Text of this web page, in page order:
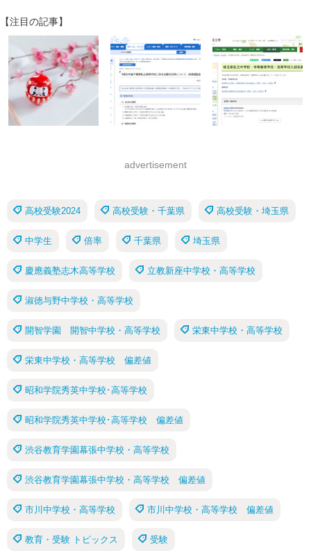
【注目の記事】
advertisement
高校受験2024 高校受験・千葉県 高校受験・埼玉県
中学生 倍率 千葉県 埼玉県
慶應義塾志木高等学校 立教新座中学校・高等学校
淑徳与野中学校・高等学校
開智学園 開智中学校・高等学校 栄東中学校・高等学校
栄東中学校・高等学校 偏差値
昭和学院秀英中学校･高等学校
昭和学院秀英中学校･高等学校 偏差値
渋谷教育学園幕張中学校・高等学校
渋谷教育学園幕張中学校・高等学校 偏差値
市川中学校・高等学校 市川中学校・高等学校 偏差値
教育・受験 トピックス 受験